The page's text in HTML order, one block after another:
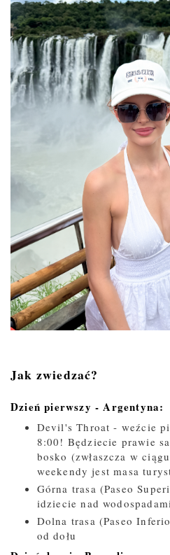
Jak zwiedzać?
Dzień pierwszy - Argentyna:
Devil's Throat - weźcie
8:00! Będziecie prawie
bosko (zwłaszcza w
weekendy jest masa
Górna trasa (Paseo
idziecie nad wodospadami
Dolna trasa (Paseo
od dołu